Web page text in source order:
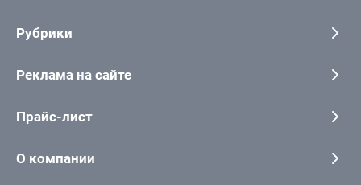
Рубрики
Реклама на сайте
Прайс-лист
О компании